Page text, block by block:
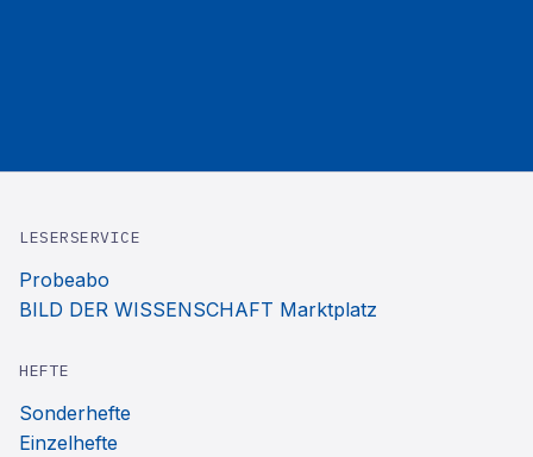
LESERSERVICE
Probeabo
BILD DER WISSENSCHAFT Marktplatz
HEFTE
Sonderhefte
Einzelhefte